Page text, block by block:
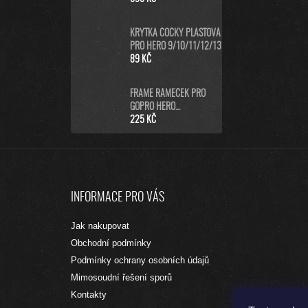
KRYTKA ČOČKY PLASTOVÁ
PRO HERO 9/10/11/12/13
89 KČ
FRAME RÁMEČEK PRO
GOPRO HERO
9/10/11/12/13 BLACK
225 KČ
INFORMACE PRO VÁS
Jak nakupovat
Obchodní podmínky
Podmínky ochrany osobních údajů
Mimosoudní řešení sporů
Kontakty